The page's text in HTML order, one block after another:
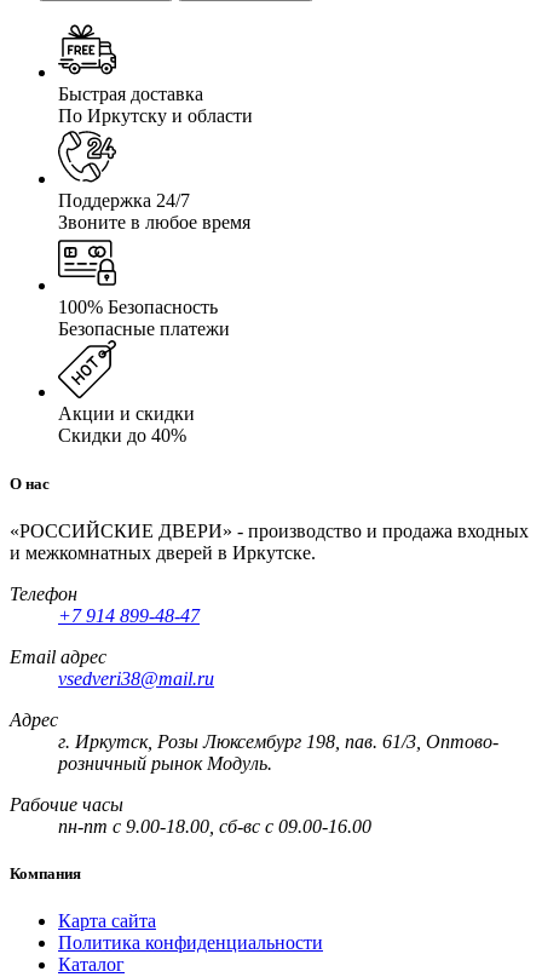
Быстрая доставка
По Иркутску и области
Поддержка 24/7
Звоните в любое время
100% Безопасность
Безопасные платежи
Акции и скидки
Скидки до 40%
О нас
«РОССИЙСКИЕ ДВЕРИ» - производство и продажа входных
и межкомнатных дверей в Иркутске.
Телефон
+7 914 899-48-47
Email адрес
vsedveri38@mail.ru
Адрес
г. Иркутск, Розы Люксембург 198, пав. 61/3, Оптово-
розничный рынок Модуль.
Рабочие часы
пн-пт с 9.00-18.00, сб-вс с 09.00-16.00
Компания
Карта сайта
Политика конфиденциальности
Каталог